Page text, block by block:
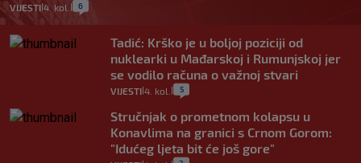
VIJESTI 4. kol. 6
Tadić: Krško je u boljoj poziciji od
nuklearki u Mađarskoj i Rumunjskoj jer
se vodilo računa o važnoj stvari
VIJESTI 4. kol. 5
Stručnjak o prometnom kolapsu u
Konavlima na granici s Crnom Gorom:
"Idućeg ljeta bit će još gore"